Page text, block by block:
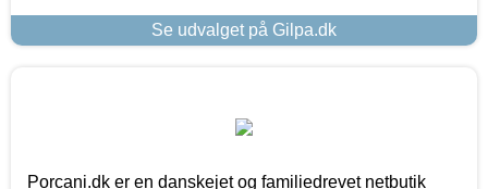
Se udvalget på Gilpa.dk
Porcani.dk er en danskejet og familiedrevet netbutik